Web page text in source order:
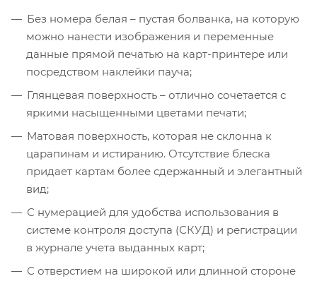
Без номера белая – пустая болванка, на которую
можно нанести изображения и переменные
данные прямой печатью на карт-принтере или
посредством наклейки пауча;
Глянцевая поверхность – отлично сочетается с
яркими насыщенными цветами печати;
Матовая поверхность, которая не склонна к
царапинам и истиранию. Отсутствие блеска
придает картам более сдержанный и элегантный
вид;
С нумерацией для удобства использования в
системе контроля доступа (СКУД) и регистрации
в журнале учета выданных карт;
С отверстием на широкой или длинной стороне